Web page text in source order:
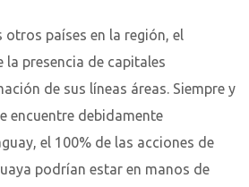
países en la región, el
la presencia de capitales
de sus líneas áreas. Siempre y
encuentre debidamente
el 100% de las acciones de
podrían estar en manos de